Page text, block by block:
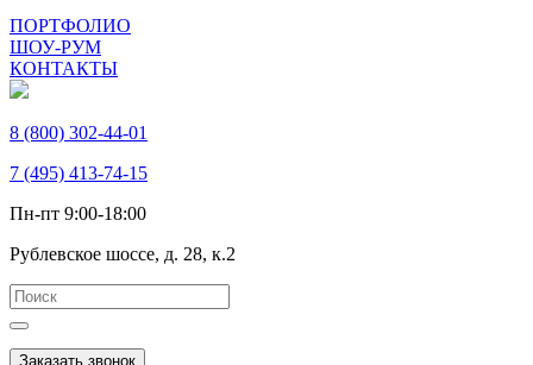
ПОРТФОЛИО
ШОУ-РУМ
КОНТАКТЫ
8 (800) 302-44-01
7 (495) 413-74-15
Пн-пт 9:00-18:00
Рублевское шоссе, д. 28, к.2
Заказать звонок